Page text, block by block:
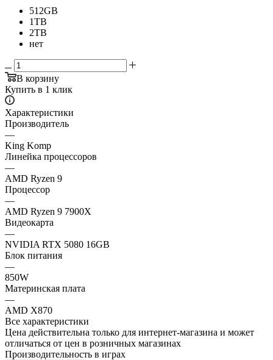
512GB
1TB
2TB
нет
В корзину
Купить в 1 клик
Характеристики
Производитель
—
King Komp
Линейка процессоров
—
AMD Ryzen 9
Процессор
—
AMD Ryzen 9 7900X
Видеокарта
—
NVIDIA RTX 5080 16GB
Блок питания
—
850W
Материнская плата
—
AMD X870
Все характеристики
Цена действительна только для интернет-магазина и может
отличаться от цен в розничных магазинах
Производительность в играх